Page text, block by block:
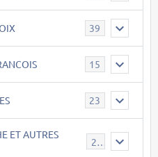
39
15
23
ET AUTRES
22